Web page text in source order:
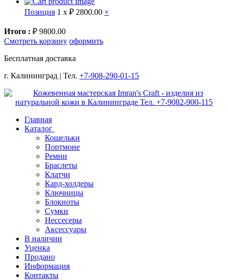
Позиция 1 x ₽ 2800.00 ×
Итого : ₽ 9800.00
Смотреть корзину оформить
Бесплатная доставка
г. Калининград | Тел. +7-908-290-01-15
Главная
Каталог
Кошельки
Портмоне
Ремни
Браслеты
Клатчи
Кард-холдеры
Ключницы
Блокноты
Сумки
Нессесеры
Аксессуары
В наличии
Уценка
Продано
Информация
Контакты